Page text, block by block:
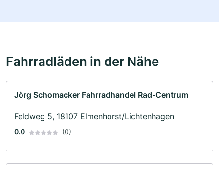
Fahrradläden in der Nähe
Jörg Schomacker Fahrradhandel Rad-Centrum
Feldweg 5, 18107 Elmenhorst/Lichtenhagen
0.0 (0)